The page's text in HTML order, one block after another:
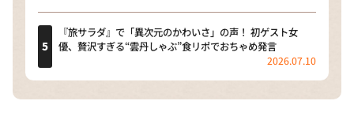
『旅サラダ』で「異次元のかわいさ」の声！ 初ゲスト女
優、贅沢すぎる“雲丹しゃぶ”食リポでおちゃめ発言
2026.07.10